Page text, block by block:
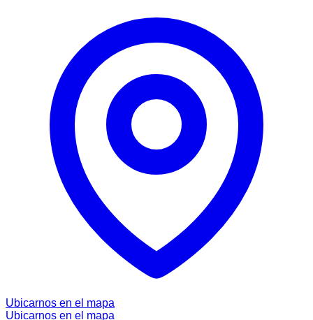
Ubicarnos en el mapa
Ubicarnos en el mapa